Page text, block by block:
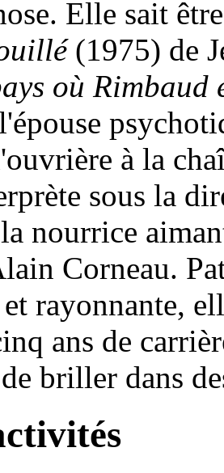
Elle sait
(1975) de
où Rimbaud
à la
sous la
nourrice
Corneau.
rayonnante,
ans de
briller dans